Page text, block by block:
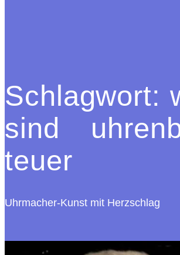
Schlagwort:
sind
teuer
Uhrmacher-Kunst mit Herzschlag